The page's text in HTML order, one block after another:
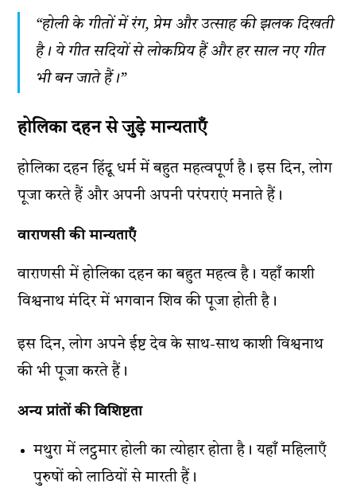
“होली के गीतों में रंग, प्रेम और उत्साह की झलक दिखती
है। ये गीत सदियों से लोकप्रिय हैं और हर साल नए गीत
भी बन जाते हैं।”
होलिका दहन से जुड़े मान्यताएँ
होलिका दहन हिंदू धर्म में बहुत महत्वपूर्ण है। इस दिन, लोग
पूजा करते हैं और अपनी अपनी परंपराएं मनाते हैं।
वाराणसी की मान्यताएँ
वाराणसी में होलिका दहन का बहुत महत्व है। यहाँ काशी
विश्वनाथ मंदिर में भगवान शिव की पूजा होती है।
इस दिन, लोग अपने ईष्ट देव के साथ-साथ काशी विश्वनाथ
की भी पूजा करते हैं।
अन्य प्रांतों की विशिष्टता
मथुरा में लट्ठमार होली का त्योहार होता है। यहाँ महिलाएँ
पुरुषों को लाठियों से मारती हैं।